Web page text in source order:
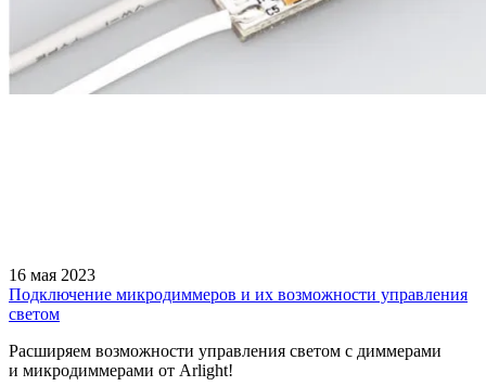
16 мая 2023
Подключение микродиммеров и их возможности управления
светом
Расширяем возможности управления светом с диммерами
и микродиммерами от Arlight!